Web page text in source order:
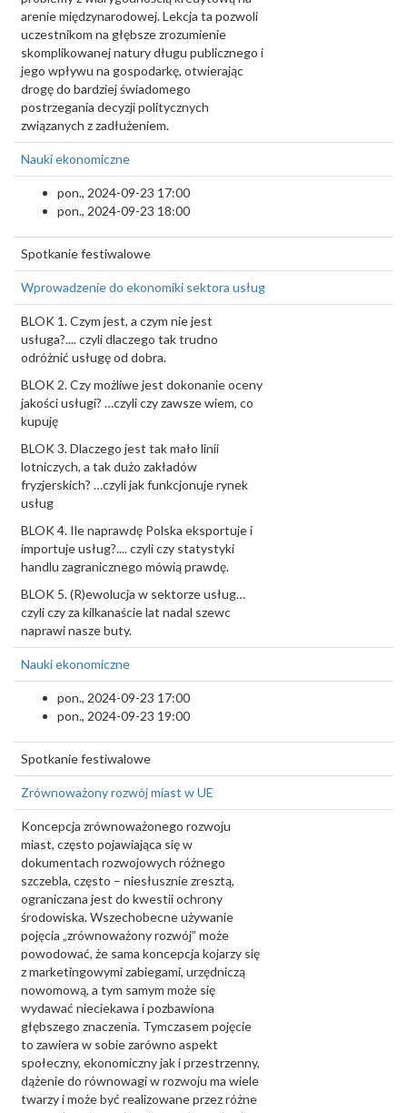
arenie międzynarodowej. Lekcja ta pozwoli
uczestnikom na głębsze zrozumienie
skomplikowanej natury długu publicznego i
jego wpływu na gospodarkę, otwierając
drogę do bardziej świadomego
postrzegania decyzji politycznych
związanych z zadłużeniem.
Nauki ekonomiczne
pon., 2024-09-23 17:00
pon., 2024-09-23 18:00
Spotkanie festiwalowe
Wprowadzenie do ekonomiki sektora usług
BLOK 1. Czym jest, a czym nie jest
usługa?.... czyli dlaczego tak trudno
odróżnić usługę od dobra.
BLOK 2. Czy możliwe jest dokonanie oceny
jakości usługi? …czyli czy zawsze wiem, co
kupuję
BLOK 3. Dlaczego jest tak mało linii
lotniczych, a tak dużo zakładów
fryzjerskich? …czyli jak funkcjonuje rynek
usług
BLOK 4. Ile naprawdę Polska eksportuje i
importuje usług?.... czyli czy statystyki
handlu zagranicznego mówią prawdę.
BLOK 5. (R)ewolucja w sektorze usług…
czyli czy za kilkanaście lat nadal szewc
naprawi nasze buty.
Nauki ekonomiczne
pon., 2024-09-23 17:00
pon., 2024-09-23 19:00
Spotkanie festiwalowe
Zrównoważony rozwój miast w UE
Koncepcja zrównoważonego rozwoju
miast, często pojawiająca się w
dokumentach rozwojowych różnego
szczebla, często – niesłusznie zresztą,
ograniczana jest do kwestii ochrony
środowiska. Wszechobecne używanie
pojęcia „zrównoważony rozwój” może
powodować, że sama koncepcja kojarzy się
z marketingowymi zabiegami, urzędniczą
nowomową, a tym samym może się
wydawać nieciekawa i pozbawiona
głębszego znaczenia. Tymczasem pojęcie
to zawiera w sobie zarówno aspekt
społeczny, ekonomiczny jak i przestrzenny,
dążenie do równowagi w rozwoju ma wiele
twarzy i może być realizowane przez różne